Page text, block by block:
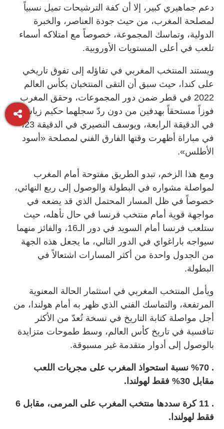
دعم جماهيري كبير، إلا أن كفة الترشيحات تميل نسبياً
لمصلحة المغرب، من حيث جودة العناصر، والخبرة
الدولية، وتماسك المجموعة، خصوصاً مع امتلاكه أسماء
تلعب في أعلى المستويات الأوروبية.
ويستند المنتخب المغربي في تفاؤله إلى تفوق تاريخي
على كندا، حيث سبق أن التقى المنتخبان بكأس العالم
2022 في قطر ضمن دور المجموعات، وحقق المغرب
فوزاً مستحقاً بهدفين من دون ردّ سجلهما حكيم زياش
في الدقيقة الرابعة، ويوسف النصيري في الدقيقة 23،
في مباراة أظهرت وقتها الفارق الفني لمصلحة «أسود
الأطلس».
ومع هذا الزخم، تبدو الطريق مفتوحة أمام المغرب
لمواصلة مشواره في البطولة والوصول إلى ربع النهائي،
خصوصاً في ظل المسار المحتمل الذي قد يضعه في
مواجهة قوية أمام منتخب فرنسا في حال تأهله، حيث
ستلعب فرنسا أمام السويد في دور الـ16، والفائز منهما
سيواجه باراغواي في الدور التالي، ما يجعل هذه الجهة
من الجدول واحدة من أكثر المسارات اشتعالاً في
البطولة.
ويأمل المنتخب المغربي في استثمار الحالة المعنوية
المرتفعة، والتماسك الفني الذي ظهر به أمام هولندا، من
أجل مواصلة كتابة التاريخ في نسخة تُعدّ من الأكثر
تنافسية في تاريخ كأس العالم، وسط طموحات متزايدة
بالوصول إلى أدوار متقدمة غير مسبوقة.
. %70 نسبة استحواذ المغرب على مجريات اللعب
مقابل 30% فقط لهولندا.
. 11 كرة سددها منتخب المغرب على المرمى، مقابل 6
فقط لهولندا.